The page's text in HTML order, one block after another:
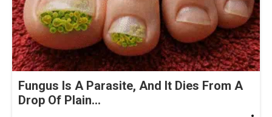
Fungus Is A Parasite, And It Dies From A
Drop Of Plain...